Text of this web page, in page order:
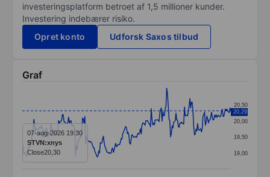
investeringsplatform betroet af 1,5 millioner kunder.
Investering indebærer risiko.
Opret konto
Udforsk Saxos tilbud
Graf
Line chart with 271 data points.
The chart has 1 X axis displaying categories.
The chart has 1 Y axis displaying values. Data19,00
19,50
20,00
20,50
20,29
07-aug-2026 19:30
STVN:xnys
Close20,30